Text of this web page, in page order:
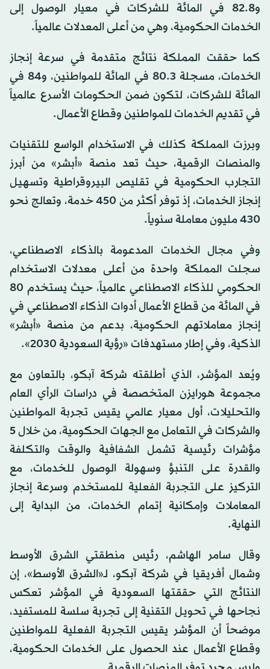
و82.8 في المائة للشركات في معيار الوصول إلى
الخدمات الحكومية، وهي من أعلى المعدلات عالمياً.
كما حققت المملكة نتائج متقدمة في سرعة إنجاز
الخدمات، مسجلة 80.3 في المائة للمواطنين، و84 في
المائة للشركات، لتكون ضمن الحكومات الأسرع عالمياً
في تقديم الخدمات للمواطنين وقطاع الأعمال.
وبرزت المملكة كذلك في الاستخدام الواسع للتقنيات
والمنصات الرقمية، حيث تعد منصة «أبشر» من أبرز
التجارب الحكومية في تقليص البيروقراطية وتسهيل
إنجاز الخدمات، إذ توفر أكثر من 450 خدمة، وتعالج نحو
430 مليون معاملة سنوياً.
وفي مجال الخدمات المدعومة بالذكاء الاصطناعي،
سجلت المملكة واحدة من أعلى معدلات الاستخدام
الحكومي للذكاء الاصطناعي عالمياً، حيث يستخدم 80
في المائة من قطاع الأعمال أدوات الذكاء الاصطناعي في
إنجاز معاملاتهم الحكومية، بدعم من منصة «أبشر»
الذكية، وفي إطار مستهدفات «رؤية السعودية 2030».
ويُعد المؤشر، الذي أطلقته شركة آبكو، بالتعاون مع
مجموعة هورايزن المتخصصة في دراسات الرأي العام
والتحليلات، أول معيار عالمي يقيس تجربة المواطنين
والشركات في التعامل مع الجهات الحكومية، من خلال 5
مؤشرات رئيسية تشمل الشفافية والوقت والتكلفة
والقدرة على التنبؤ وسهولة الوصول للخدمات، مع
التركيز على التجربة الفعلية للمستخدم وسرعة إنجاز
المعاملات وإمكانية إتمام الخدمات، من البداية إلى
النهاية.
وقال سامر الهاشم، رئيس منطقتي الشرق الأوسط
وشمال أفريقيا في شركة آبكو، لـ«الشرق الأوسط»، إن
النتائج التي حققتها السعودية في المؤشر تعكس
نجاحها في تحويل التقنية إلى تجربة سلسة للمستفيد،
موضحاً أن المؤشر يقيس التجربة الفعلية للمواطنين
وقطاع الأعمال عند الحصول على الخدمات الحكومية،